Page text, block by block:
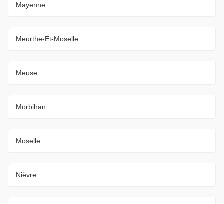
Mayenne
Meurthe-Et-Moselle
Meuse
Morbihan
Moselle
Nièvre